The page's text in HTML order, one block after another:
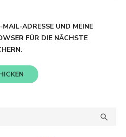
MAIL-ADRESSE UND MEINE
FÜR DIE NÄCHSTE
